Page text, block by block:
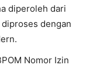
diperoleh dari
dengan
Nomor Izin